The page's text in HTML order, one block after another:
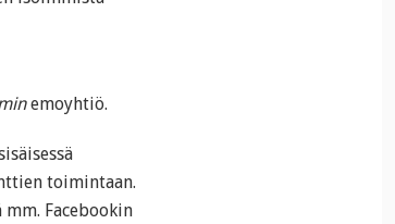
emoyhtiö.
toimintaan.
Facebookin